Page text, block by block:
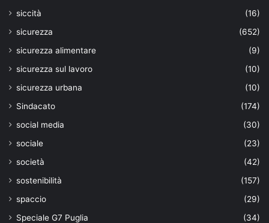
siccità
(16)
sicurezza
(652)
sicurezza alimentare
(9)
sicurezza sul lavoro
(10)
sicurezza urbana
(10)
Sindacato
(174)
social media
(30)
sociale
(23)
società
(42)
sostenibilità
(157)
spaccio
(29)
Speciale G7 Puglia
(34)